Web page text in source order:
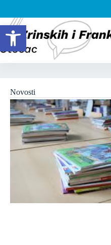
Open toolbar
Novosti